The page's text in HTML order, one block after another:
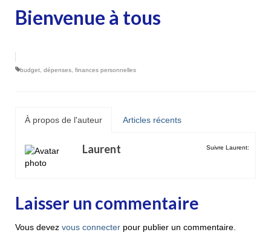
Bienvenue à tous
budget, dépenses, finances personnelles
À propos de l'auteur Articles récents
Suivre Laurent:
Laurent
Laisser un commentaire
Vous devez vous connecter pour publier un commentaire.